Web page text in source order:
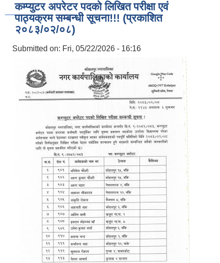
कम्प्युटर अपरेटर पदको लिखित परीक्षा एवं
पाठ्यक्रम सम्बन्धी सूचना!!! (प्रकाशित
२०८३/०२/०८)
Submitted on: Fri, 05/22/2026 - 16:16